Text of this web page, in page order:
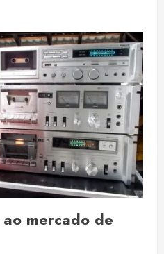
mercado de